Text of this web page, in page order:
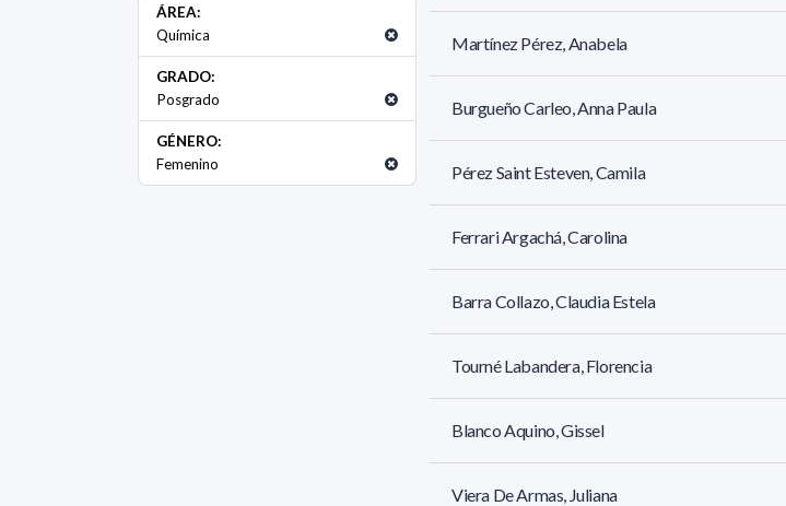
ÁREA:
Química
GRADO:
Posgrado
GÉNERO:
Femenino
Martínez Pérez, Anabela
Burgueño Carleo, Anna Paula
Pérez Saint Esteven, Camila
Ferrari Argachá, Carolina
Barra Collazo, Claudia Estela
Tourné Labandera, Florencia
Blanco Aquino, Gissel
Viera De Armas, Juliana